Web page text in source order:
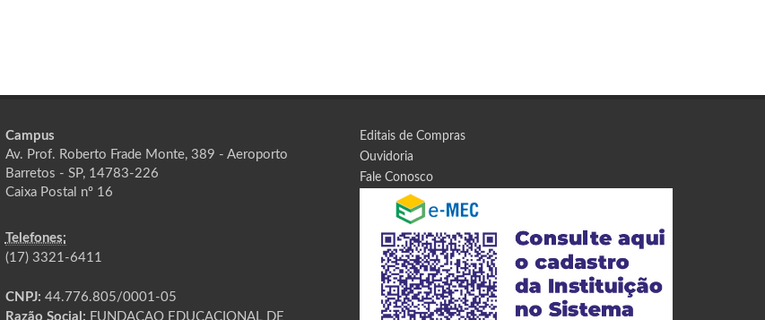
Campus
Av. Prof. Roberto Frade Monte, 389 - Aeroporto
Barretos - SP, 14783-226
Caixa Postal nº 16
Telefones:
(17) 3321-6411
CNPJ: 44.776.805/0001-05
Razão Social: FUNDACAO EDUCACIONAL DE
Editais de Compras
Ouvidoria
Fale Conosco